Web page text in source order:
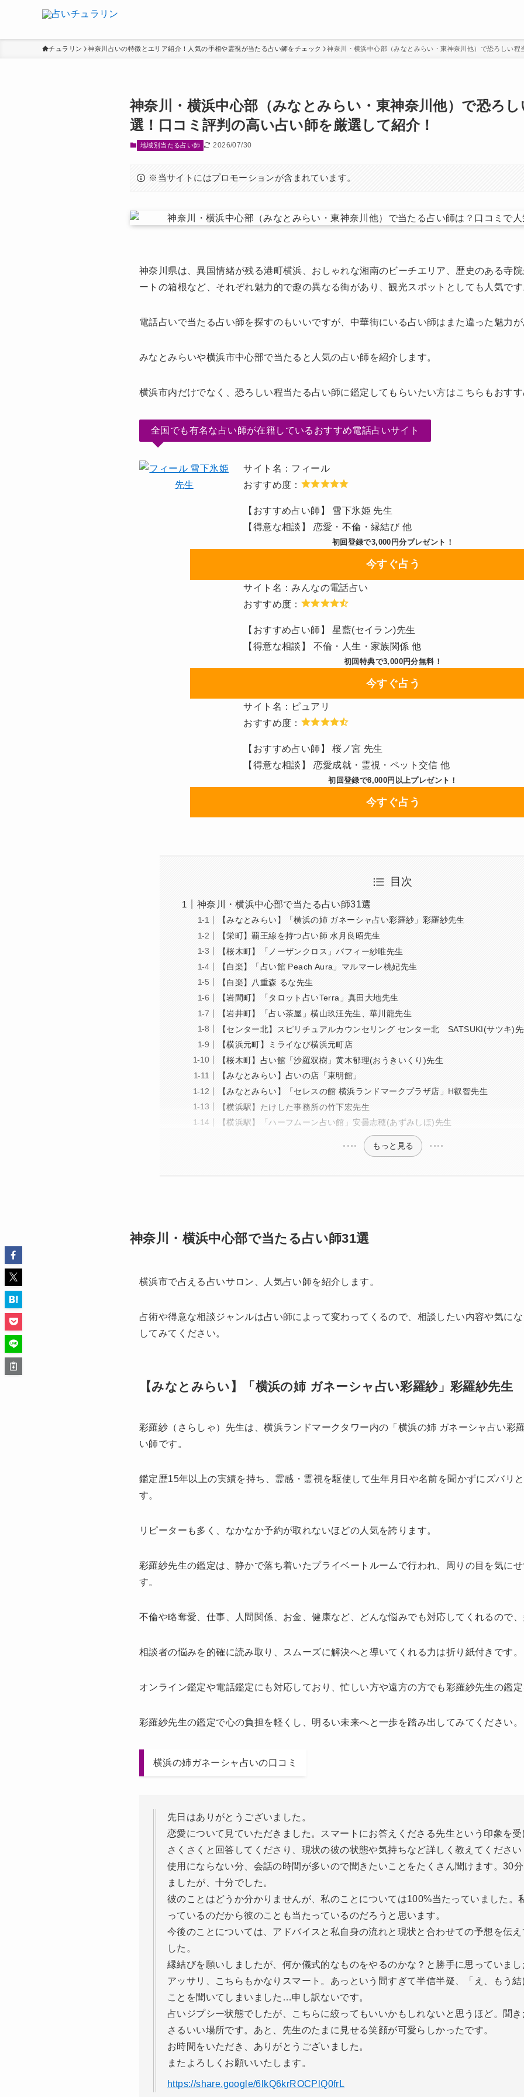
チュラリン 神奈川占いの特徴とエリア紹介！人気の手相や霊視が当たる占い師をチェック 神奈川・横浜中心部（みなとみらい・東神奈川他）で恐ろしい
神奈川・横浜中心部（みなとみらい・東神奈川他）で恐ろ
選！口コミ評判の高い占い師を厳選して紹介！
地域別当たる占い師 2026/07/30
※当サイトにはプロモーションが含まれています。
神奈川県は、異国情緒が残る港町横浜、おしゃれな湘南のビーチエリア、歴史のある寺
ートの箱根など、それぞれ魅力的で趣の異なる街があり、観光スポットとしても人気で
電話占いで当たる占い師を探すのもいいですが、中華街にいる占い師はまた違った魅力
みなとみらいや横浜市中心部で当たると人気の占い師を紹介します。
横浜市内だけでなく、恐ろしい程当たる占い師に鑑定してもらいたい方はこちらもおす
全国でも有名な占い師が在籍しているおすすめ電話占いサイト
サイト名：フィール
おすすめ度：
【おすすめ占い師】 雪下氷姫 先生
【得意な相談】 恋愛・不倫・縁結び 他
初回登録で3,000円分プレゼント！
今すぐ占う
サイト名：みんなの電話占い
おすすめ度：
【おすすめ占い師】 星藍(セイラン)先生
【得意な相談】 不倫・人生・家族関係 他
初回特典で3,000円分無料！
今すぐ占う
サイト名：ピュアリ
おすすめ度：
【おすすめ占い師】 桜ノ宮 先生
【得意な相談】 恋愛成就・霊視・ペット交信 他
初回登録で8,000円以上プレゼント！
今すぐ占う
目次
神奈川・横浜中心部で当たる占い師31選
【みなとみらい】「横浜の姉 ガネーシャ占い彩羅紗」彩羅紗先生
【栄町】覇王線を持つ占い師 水月良昭先生
【桜木町】「ノーザンクロス」バフィー紗唯先生
【白楽】「占い館 Peach Aura」マルマーレ桃妃先生
【白楽】八重森 るな先生
【岩間町】「タロット占いTerra」真田大地先生
【岩井町】「占い茶屋」横山玖汪先生、華川龍先生
【センター北】スピリチュアルカウンセリング センター北 SATSUKI(サツキ)
【横浜元町】ミライなび横浜元町店
【桜木町】占い館「沙羅双樹」黄木郁理(おうきいくり)先生
【みなとみらい】占いの店「東明館」
【みなとみらい】「セレスの館 横浜ランドマークプラザ店」H叡智先生
【横浜駅】たけした事務所の竹下宏先生
【横浜駅】「ハーフムーン占い館」安曇志穂(あずみしほ)先生
もっと見る
神奈川・横浜中心部で当たる占い師31選
横浜市で占える占いサロン、人気占い師を紹介します。
占術や得意な相談ジャンルは占い師によって変わってくるので、相談したい内容や気に
してみてください。
【みなとみらい】「横浜の姉 ガネーシャ占い彩羅紗」彩羅紗先生
彩羅紗（さらしゃ）先生は、横浜ランドマークタワー内の「横浜の姉 ガネーシャ占い彩
い師です。
鑑定歴15年以上の実績を持ち、霊感・霊視を駆使して生年月日や名前を聞かずにズバリ
す。
リピーターも多く、なかなか予約が取れないほどの人気を誇ります。
彩羅紗先生の鑑定は、静かで落ち着いたプライベートルームで行われ、周りの目を気に
す。
不倫や略奪愛、仕事、人間関係、お金、健康など、どんな悩みでも対応してくれるので
相談者の悩みを的確に読み取り、スムーズに解決へと導いてくれる力は折り紙付きです。
オンライン鑑定や電話鑑定にも対応しており、忙しい方や遠方の方でも彩羅紗先生の鑑
彩羅紗先生の鑑定で心の負担を軽くし、明るい未来へと一歩を踏み出してみてください。
横浜の姉ガネーシャ占いの口コミ
先日はありがとうございました。
恋愛について見ていただきました。スマートにお答えくださる先生という印象を
さくさくと回答してくださり、現状の彼の状態や気持ちなど詳しく教えてくださ
使用にならない分、会話の時間が多いので聞きたいことをたくさん聞けます。30
ましたが、十分でした。
彼のことはどうか分かりませんが、私のことについては100%当たっていました。
っているのだから彼のことも当たっているのだろうと思います。
今後のことについては、アドバイスと私自身の流れと現状と合わせての予想を伝
した。
縁結びを願いしましたが、何か儀式的なものをやるのかな？と勝手に思っていま
アッサリ、こちらもかなりスマート。あっという間すぎて半信半疑、「え、もう
ことを聞いてしまいました…申し訳ないです。
占いジプシー状態でしたが、こちらに絞ってもいいかもしれないと思うほど。聞
さるいい場所です。あと、先生のたまに見せる笑顔が可愛らしかったです。
お時間をいただき、ありがとうございました。
またよろしくお願いいたします。
https://share.google/6lkQ6krROCPlQ0frL